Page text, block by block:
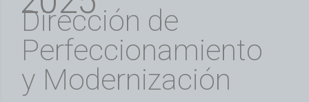
Dirección de
Perfeccionamiento
y Modernización